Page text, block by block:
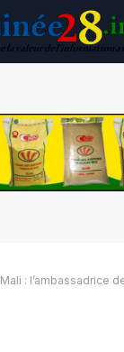
Mali : l’ambassadrice de Suède